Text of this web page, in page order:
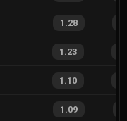
1.28
1.23
1.10
1.09